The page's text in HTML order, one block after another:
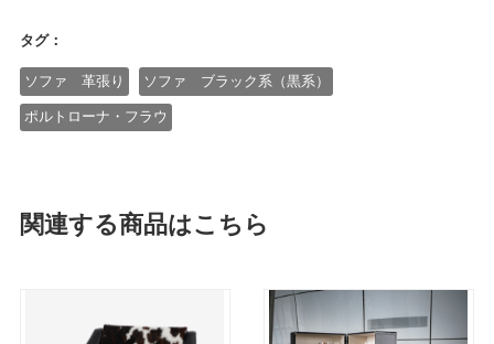
タグ：
ソファ 革張り ソファ ブラック系（黒系）
ポルトローナ・フラウ
関連する商品はこちら